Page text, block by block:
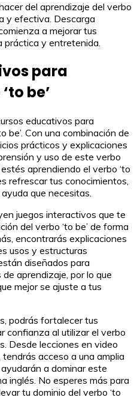
del aprendizaje del verbo
y efectiva. Descarga
a mejorar tus
práctica y entretenida.
para
be’
educativos para
be’. Con una combinación de
prácticos y explicaciones
y uso de este verbo
aprendiendo el verbo ‘to
refrescar tus conocimientos,
que necesitas.
juegos interactivos que te
del verbo ‘to be’ de forma
encontrarás explicaciones
usos y estructuras
diseñados para
aprendizaje, por lo que
mejor se ajuste a tus
podrás fortalecer tus
confianza al utilizar el verbo
Desde lecciones en video
acceso a una amplia
a dominar este
inglés. No esperes más para
tu dominio del verbo ‘to